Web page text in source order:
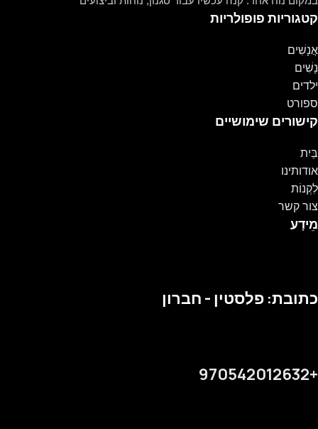
קטגוריות פופולריות
אֲנָשִׁים
נָשִׁים
ילדים
ספורט
קישורים שימושיים
בַּיִת
אודותינו
לִקְנוֹת
צור קשר
מֵידָע
כתובת: פלסטין - חברון
+970542012632